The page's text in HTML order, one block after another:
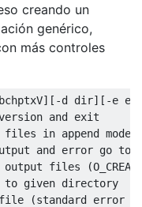
creando un
genérico,
más controles
abchptxV][-d dir][-
and exit
in append mode
and error go to
files
to given directory
(standard error -